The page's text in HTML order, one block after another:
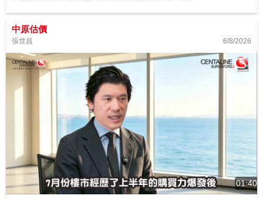
中原估價
張世昌 6/8/2026
01:40